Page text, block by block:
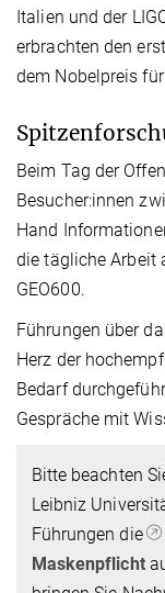
Italien und der
erbrachten den
dem Nobelpreis
Beim Tag der
Besucher:innen
Hand
die tägliche Arbeit
GEO600.
Führungen über
Herz der
Bedarf
Gespräche mit
Bitte beachten
Leibniz
Führungen die
Maskenpflicht